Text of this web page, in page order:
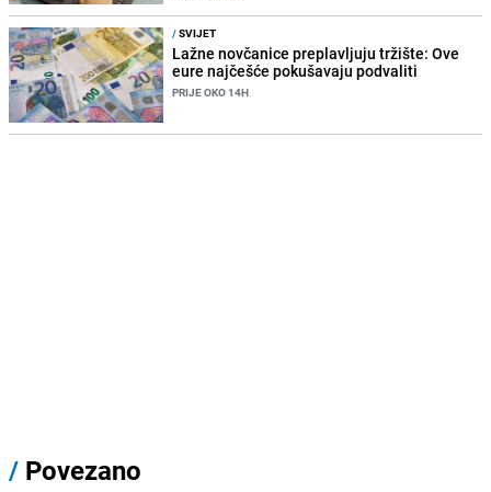
/SVIJET
Lažne novčanice preplavljuju tržište: Ove
eure najčešće pokušavaju podvaliti
PRIJE OKO 14H
/ Povezano